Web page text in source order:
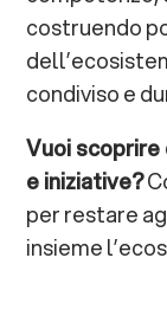
costruendo
condiviso e
Vuoi
e iniziative?
per restare
insieme